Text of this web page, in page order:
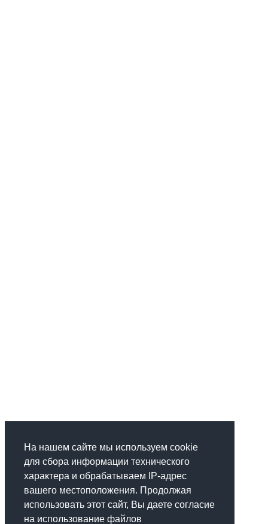
На нашем сайте мы используем cookie
для сбора информации технического
характера и обрабатываем IP-адрес
вашего местоположения. Продолжая
использовать этот сайт, Вы даете согласие
на использование файлов